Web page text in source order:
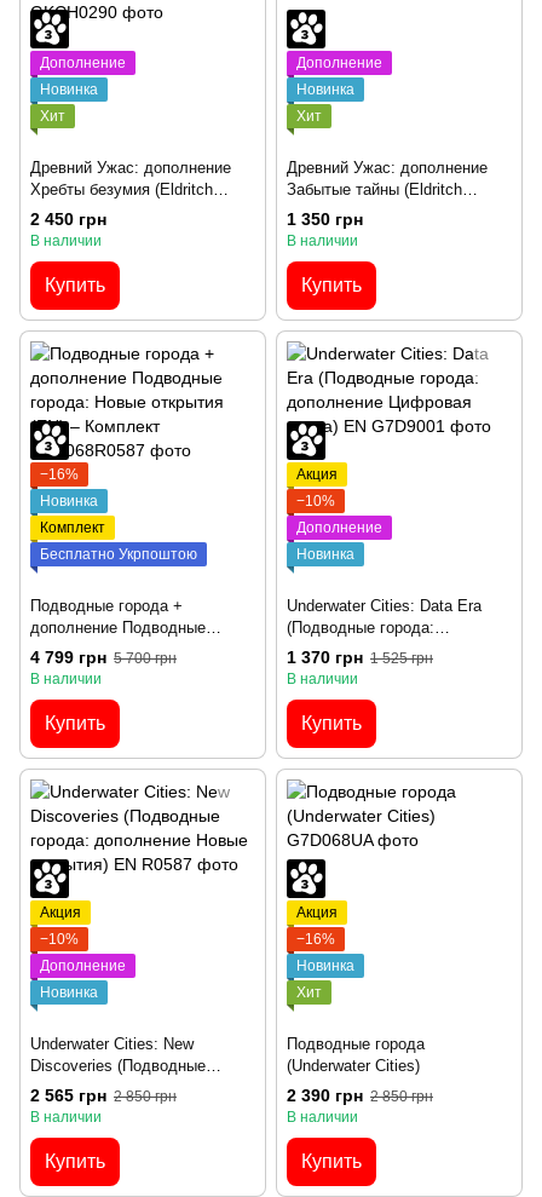
Дополнение
Новинка
Хит
Древний Ужас: дополнение
Хребты безумия (Eldritch
Horror: Mountains of Madness)
2 450 грн
В наличии
Купить
Дополнение
Новинка
Хит
Древний Ужас: дополнение
Забытые тайны (Eldritch
Horror: Forsaken Lore)
1 350 грн
В наличии
Купить
−16%
Новинка
Комплект
Бесплатно Укрпоштою
Подводные города +
дополнение Подводные
города: Новые открытия (EN)
– Комплект
4 799 грн 5 700 грн
В наличии
Купить
Акция
−10%
Дополнение
Новинка
Underwater Cities: Data Era
(Подводные города:
дополнение Цифровая эпоха)
EN
1 370 грн 1 525 грн
В наличии
Купить
Акция
−10%
Дополнение
Новинка
Underwater Cities: New
Discoveries (Подводные
города: дополнение Новые
открытия) EN
2 565 грн 2 850 грн
В наличии
Купить
Акция
−16%
Новинка
Хит
Подводные города
(Underwater Cities)
2 390 грн 2 850 грн
В наличии
Купить